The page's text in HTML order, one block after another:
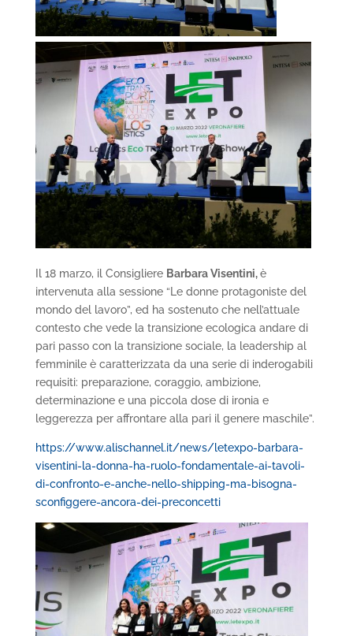
Il 18 marzo, il Consigliere Barbara Visentini,è
intervenuta alla sessione “Le donne protagoniste del
mondo del lavoro”, ed ha sostenuto che nell’attuale
contesto che vede la transizione ecologica andare di
pari passo con la transizione sociale, la leadership al
femminile è caratterizzata da una serie di inderogabili
requisiti: preparazione, coraggio, ambizione,
determinazione e una piccola dose di ironia e
leggerezza per affrontare alla pari il genere maschile”.
https://www.alischannel.it/news/letexpo-barbara-
visentini-la-donna-ha-ruolo-fondamentale-ai-tavoli-
di-confronto-e-anche-nello-shipping-ma-bisogna-
sconfiggere-ancora-dei-preconcetti